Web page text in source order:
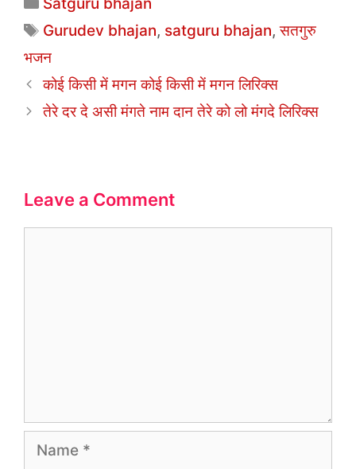
e
b
o
k
er s
A
p
e
dI
Tags
Gurudev bhajan, satguru bhajan,सतगुरु
भजन
कोई किसी में मगन कोई किसी में मगन लिरिक्स
तेरे दर दे असी मंगते नाम दान तेरे को लो मंगदे लिरिक्स
Leave a Comment
Name